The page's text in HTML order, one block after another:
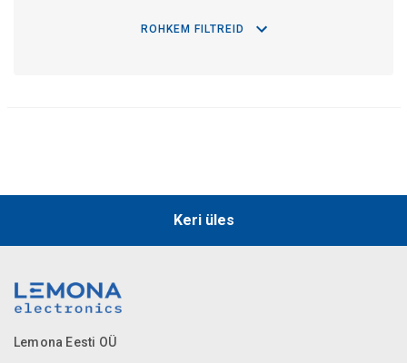
ROHKEM FILTREID
Keri üles
Lemona Eesti OÜ